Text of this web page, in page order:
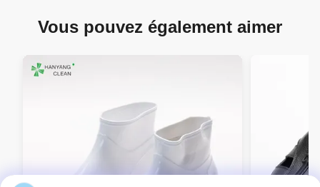
Vous pouvez également aimer